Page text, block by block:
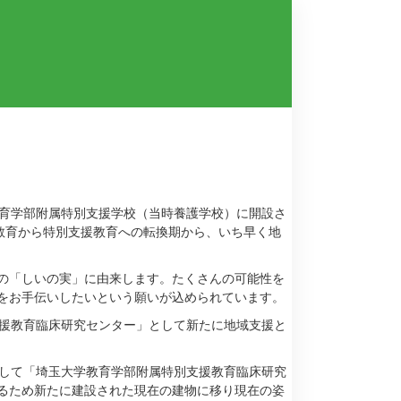
部附属特別支援学校（当時養護学校）に開設さ
から特別支援教育への転換期から、いち早く地
しいの実」に由来します。たくさんの可能性を
手伝いしたいという願いが込められています。
育臨床研究センター」として新たに地域支援と
「埼玉大学教育学部附属特別支援教育臨床研究
ため新たに建設された現在の建物に移り現在の姿